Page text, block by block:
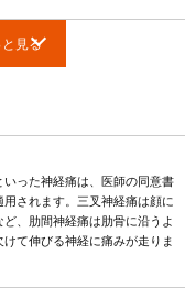
見る
った神経痛は、医師の同意書
されます。三叉神経痛は顔に
、肋間神経痛は肋骨に沿うよ
て伸びる神経に痛みが走りま